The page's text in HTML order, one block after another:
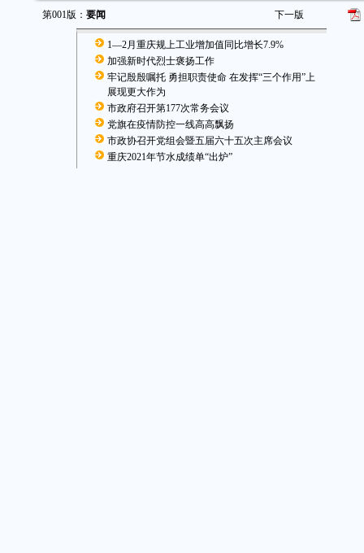
第001版： 要闻 下一版
1—2月重庆规上工业增加值同比增长7.9%
加强新时代烈士褒扬工作
牢记殷殷嘱托 勇担职责使命 在发挥“三个作用”上
展现更大作为
市政府召开第177次常务会议
党旗在疫情防控一线高高飘扬
市政协召开党组会暨五届六十五次主席会议
重庆2021年节水成绩单“出炉”